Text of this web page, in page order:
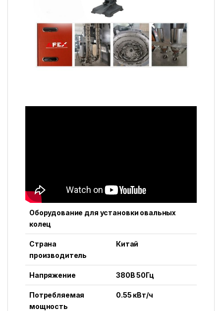
Оборудование для установки овальных
колец
Страна
производитель
Китай
Напряжение 380В 50Гц
Потребляемая
мощность
0.55 кВт/ч